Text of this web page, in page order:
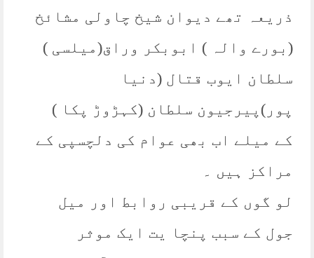
ذریعہ تھے دیوان شیخ چاولی مشائخ
(بورے والہ ) ابوبکر وراق(میلسی )
سلطان ایوب قتال (دنیا
پور)پیرجیون سلطان (کہڑوڑ پکا )
کے میلے اب بھی عوام کی دلچسپی کے
مراکز ہیں ۔
لو گوں کے قریبی روابط اور میل
جول کے سبب پنچا یت ایک موثر